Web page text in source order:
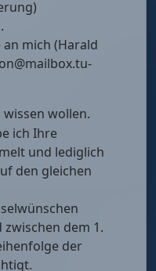
mich (Harald
wissen wollen.
ich Ihre
und lediglich
den gleichen
dem 1.
der